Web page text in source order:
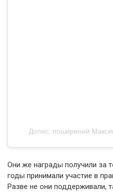
Допис, поширений
Они же награды получили за
годы принимали участие в
Разве не они поддерживали,